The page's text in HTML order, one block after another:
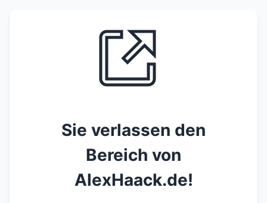
Sie verlassen den
Bereich von
AlexHaack.de!